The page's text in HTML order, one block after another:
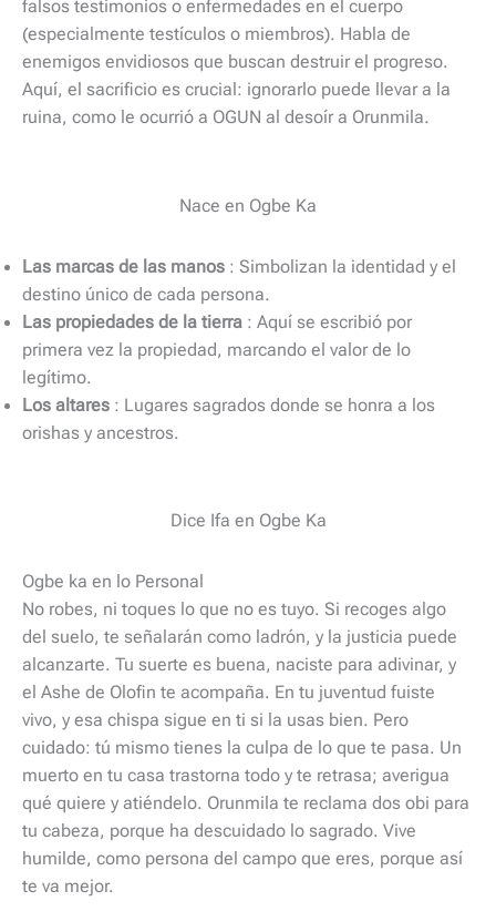
falsos testimonios o enfermedades en el cuerpo
(especialmente testículos o miembros). Habla de
enemigos envidiosos que buscan destruir el progreso.
Aquí, el sacrificio es crucial: ignorarlo puede llevar a la
ruina, como le ocurrió a OGUN al desoír a Orunmila.
Nace en Ogbe Ka
Las marcas de las manos : Simbolizan la identidad y el
destino único de cada persona.
Las propiedades de la tierra : Aquí se escribió por
primera vez la propiedad, marcando el valor de lo
legítimo.
Los altares : Lugares sagrados donde se honra a los
orishas y ancestros.
Dice Ifa en Ogbe Ka
Ogbe ka en lo Personal
No robes, ni toques lo que no es tuyo. Si recoges algo
del suelo, te señalarán como ladrón, y la justicia puede
alcanzarte. Tu suerte es buena, naciste para adivinar, y
el Ashe de Olofin te acompaña. En tu juventud fuiste
vivo, y esa chispa sigue en ti si la usas bien. Pero
cuidado: tú mismo tienes la culpa de lo que te pasa. Un
muerto en tu casa trastorna todo y te retrasa; averigua
qué quiere y atiéndelo. Orunmila te reclama dos obi para
tu cabeza, porque ha descuidado lo sagrado. Vive
humilde, como persona del campo que eres, porque así
te va mejor.